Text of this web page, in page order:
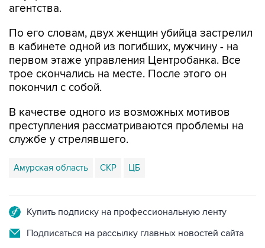
агентства.
По его словам, двух женщин убийца застрелил
в кабинете одной из погибших, мужчину - на
первом этаже управления Центробанка. Все
трое скончались на месте. После этого он
покончил с собой.
В качестве одного из возможных мотивов
преступления рассматриваются проблемы на
службе у стрелявшего.
Амурская область СКР ЦБ
Купить подписку на профессиональную ленту
Подписаться на рассылку главных новостей сайта